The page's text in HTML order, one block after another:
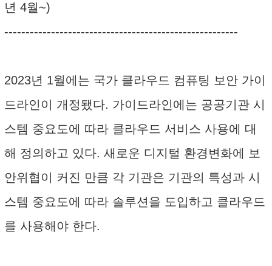
년 4월~)
-------------------------------------------------------
2023년 1월에는 국가 클라우드 컴퓨팅 보안 가이
드라인이 개정됐다. 가이드라인에는 공공기관 시
스템 중요도에 따라 클라우드 서비스 사용에 대
해 정의하고 있다. 새로운 디지털 환경변화에 보
안위협이 커진 만큼 각 기관은 기관의 특성과 시
스템 중요도에 따라 솔루션을 도입하고 클라우드
를 사용해야 한다.